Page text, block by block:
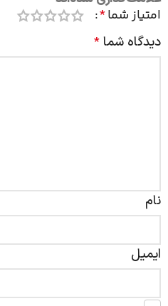
امتیاز شما*
دیدگاه شما *
نام
ایمیل